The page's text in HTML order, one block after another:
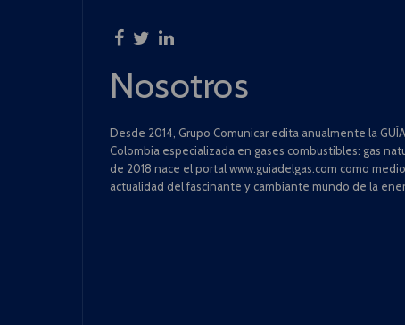
Nosotros
Desde 2014, Grupo Comunicar edita anualmente la
Colombia especializada en gases combustibles: gas
de 2018 nace el portal www.guiadelgas.com como
actualidad del fascinante y cambiante mundo de la